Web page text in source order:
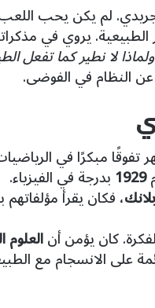
لم يكن يحب
يروي في
لا نطير كما تفعل
النظام في الفوضى.
مبكرًا في
1929بدرجة في الفيزياء.
، فكان يقرأ
كان يؤمن أنالعلوم
على الانسجام مع